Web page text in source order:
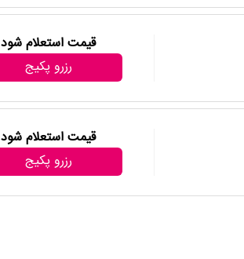
قیمت استعلام شود
رزرو پکیج
قیمت استعلام شود
رزرو پکیج